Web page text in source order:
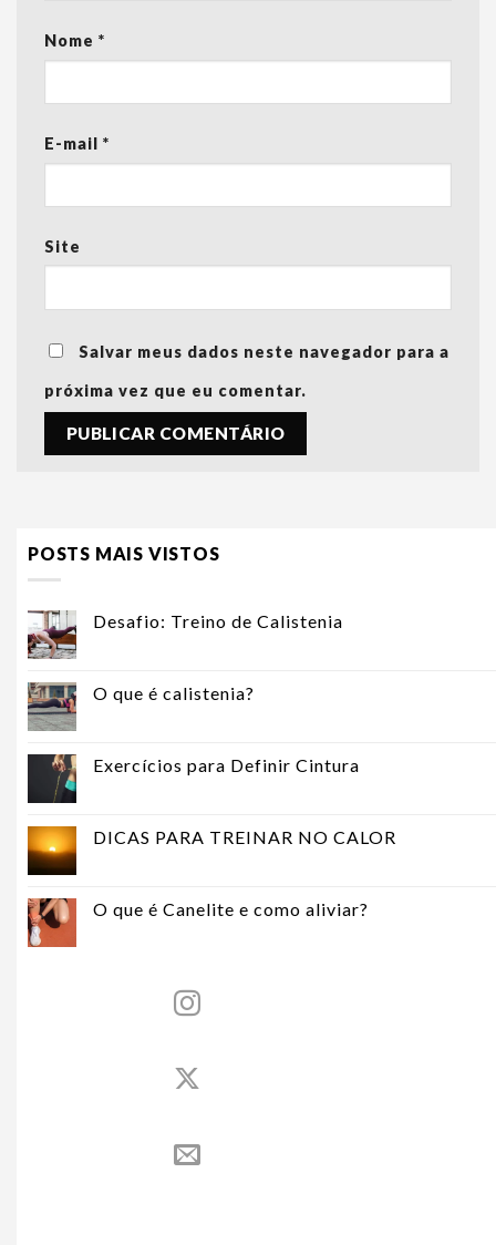
Nome *
E-mail *
Site
Salvar meus dados neste navegador para a
próxima vez que eu comentar.
POSTS MAIS VISTOS
Desafio: Treino de Calistenia
O que é calistenia?
Exercícios para Definir Cintura
DICAS PARA TREINAR NO CALOR
O que é Canelite e como aliviar?